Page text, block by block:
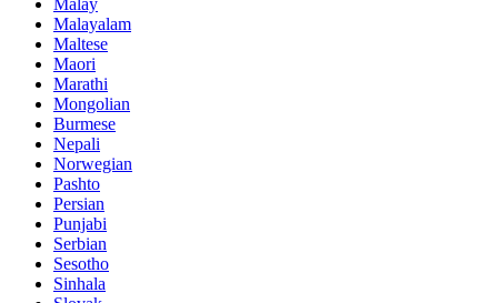
Malay
Malayalam
Maltese
Maori
Marathi
Mongolian
Burmese
Nepali
Norwegian
Pashto
Persian
Punjabi
Serbian
Sesotho
Sinhala